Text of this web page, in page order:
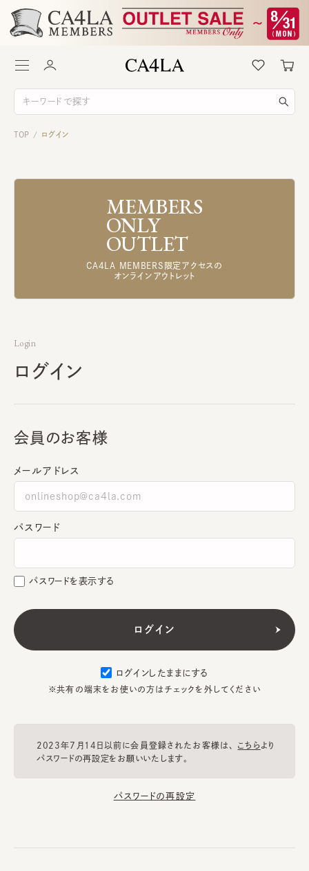
TOP / ログイン
MEMBERS
ONLY
OUTLET
CA4LA MEMBERS限定アクセスの
オンラインアウトレット
Login
ログイン
会員のお客様
メールアドレス
パスワード
パスワードを表示する
ログインしたままにする
※共有の端末をお使いの方はチェックを外してください
2023年7月14日以前に会員登録されたお客様は、 こちらより
パスワードの再設定をお願いいたします。
パスワードの再設定